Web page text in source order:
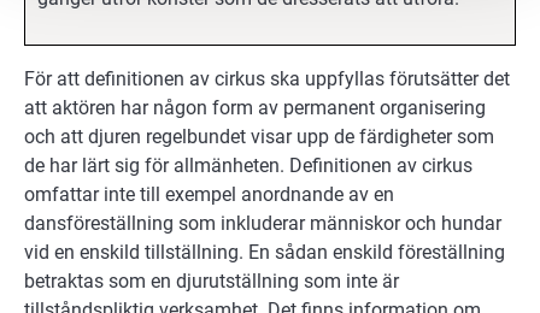
För att definitionen av cirkus ska uppfyllas förutsätter det
att aktören har någon form av permanent organisering
och att djuren regelbundet visar upp de färdigheter som
de har lärt sig för allmänheten. Definitionen av cirkus
omfattar inte till exempel anordnande av en
dansföreställning som inkluderar människor och hundar
vid en enskild tillställning. En sådan enskild föreställning
betraktas som en djurutställning som inte är